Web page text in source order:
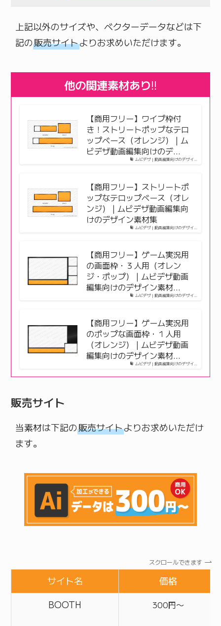
上記以外のサイズや、ベクターデータなどは下
記の販売サイトよりお求めいただけます。
他の関連素材あり!!
ムビデザ | 動画編集向けのデザイ…
【商用フリー】ワイプ枠付
き！ストリートポップなテロ
ップベース（オレンジ） | ム
ビデザ動画編集向けのデ…
ムビデザ | 動画編集向けのデザイ…
【商用フリー】ストリートポ
ップなテロップベース（オレ
ンジ） | ムビデザ動画編集向
けのデザイン素材集
ムビデザ | 動画編集向けのデザイ…
【商用フリー】ゲーム実況用
の画面枠・３人用（オレン
ジ・ポップ） | ムビデザ動画
編集向けのデザイン素材…
ムビデザ | 動画編集向けのデザイ…
【商用フリー】ゲーム実況用
のポップな画面枠・１人用
（オレンジ） | ムビデザ動画
編集向けのデザイン素材…
販売サイト
当素材は下記の販売サイトよりお求めいただけ
ます。
スクロールできます
サイト名
価格
BOOTH
300円〜